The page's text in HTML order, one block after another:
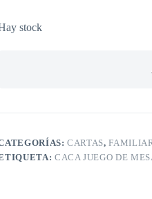
stock
CARTAS,
CACA JUEGO DE